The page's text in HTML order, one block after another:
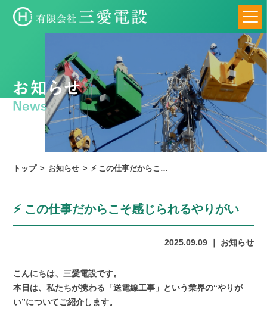
トップ お知らせ
⚡️ この仕事だからこそ
⚡️ この仕事だからこそ感じられるやりがい
2025.09.09 お知らせ
こんにちは、三愛電設です。
本日は、私たちが携わる「送電線工事」という業界の“やりが
い”についてご紹介します。